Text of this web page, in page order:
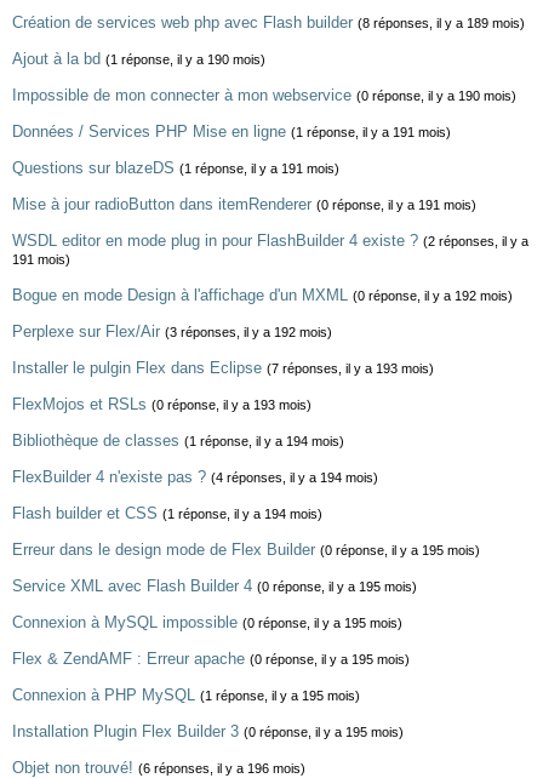
Création de services web php avec Flash builder (8 réponses, il y a 189 mois)
Ajout à la bd (1 réponse, il y a 190 mois)
Impossible de mon connecter à mon webservice (0 réponse, il y a 190 mois)
Données / Services PHP Mise en ligne (1 réponse, il y a 191 mois)
Questions sur blazeDS (1 réponse, il y a 191 mois)
Mise à jour radioButton dans itemRenderer (0 réponse, il y a 191 mois)
WSDL editor en mode plug in pour FlashBuilder 4 existe ? (2 réponses, il y a
191 mois)
Bogue en mode Design à l'affichage d'un MXML (0 réponse, il y a 192 mois)
Perplexe sur Flex/Air (3 réponses, il y a 192 mois)
Installer le pulgin Flex dans Eclipse (7 réponses, il y a 193 mois)
FlexMojos et RSLs (0 réponse, il y a 193 mois)
Bibliothèque de classes (1 réponse, il y a 194 mois)
FlexBuilder 4 n'existe pas ? (4 réponses, il y a 194 mois)
Flash builder et CSS (1 réponse, il y a 194 mois)
Erreur dans le design mode de Flex Builder (0 réponse, il y a 195 mois)
Service XML avec Flash Builder 4 (0 réponse, il y a 195 mois)
Connexion à MySQL impossible (0 réponse, il y a 195 mois)
Flex & ZendAMF : Erreur apache (0 réponse, il y a 195 mois)
Connexion à PHP MySQL (1 réponse, il y a 195 mois)
Installation Plugin Flex Builder 3 (0 réponse, il y a 195 mois)
Objet non trouvé! (6 réponses, il y a 196 mois)